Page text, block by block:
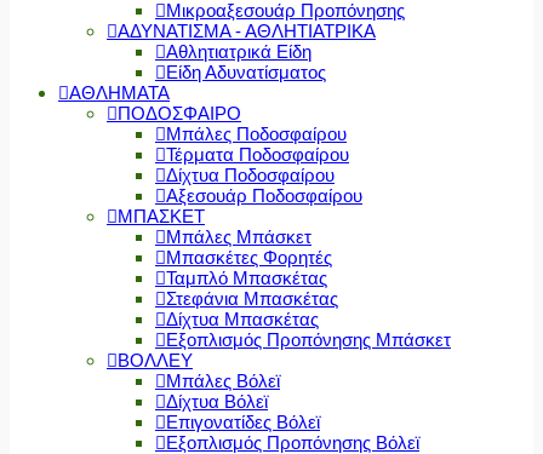
Μικροαξεσουάρ Προπόνησης
ΑΔΥΝΑΤΙΣΜΑ - ΑΘΛΗΤΙΑΤΡΙΚΑ
Αθλητιατρικά Είδη
Είδη Αδυνατίσματος
ΑΘΛΗΜΑΤΑ
ΠΟΔΟΣΦΑΙΡΟ
Μπάλες Ποδοσφαίρου
Τέρματα Ποδοσφαίρου
Δίχτυα Ποδοσφαίρου
Αξεσουάρ Ποδοσφαίρου
ΜΠΑΣΚΕΤ
Μπάλες Μπάσκετ
Μπασκέτες Φορητές
Ταμπλό Μπασκέτας
Στεφάνια Μπασκέτας
Δίχτυα Μπασκέτας
Εξοπλισμός Προπόνησης Μπάσκετ
ΒΟΛΛΕΥ
Μπάλες Βόλεϊ
Δίχτυα Βόλεϊ
Επιγονατίδες Βόλεϊ
Εξοπλισμός Προπόνησης Βόλεϊ